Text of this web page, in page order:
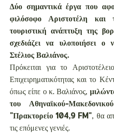
Δύο σημαντικά έργα που
φιλόσοφο Αριστοτέλη
τουριστική ανάπτυξη της
σχεδιάζει να υλοποιήσει ο
Στέλιος Βαλιάνος.
Πρόκειται για το
Επιχειρηματικότητας και το
όπως είπε ο κ. Βαλιάνος,
του Αθηναϊκού-
"Πρακτορείο 104,9 FM", θα
τις επόμενες γενιές.